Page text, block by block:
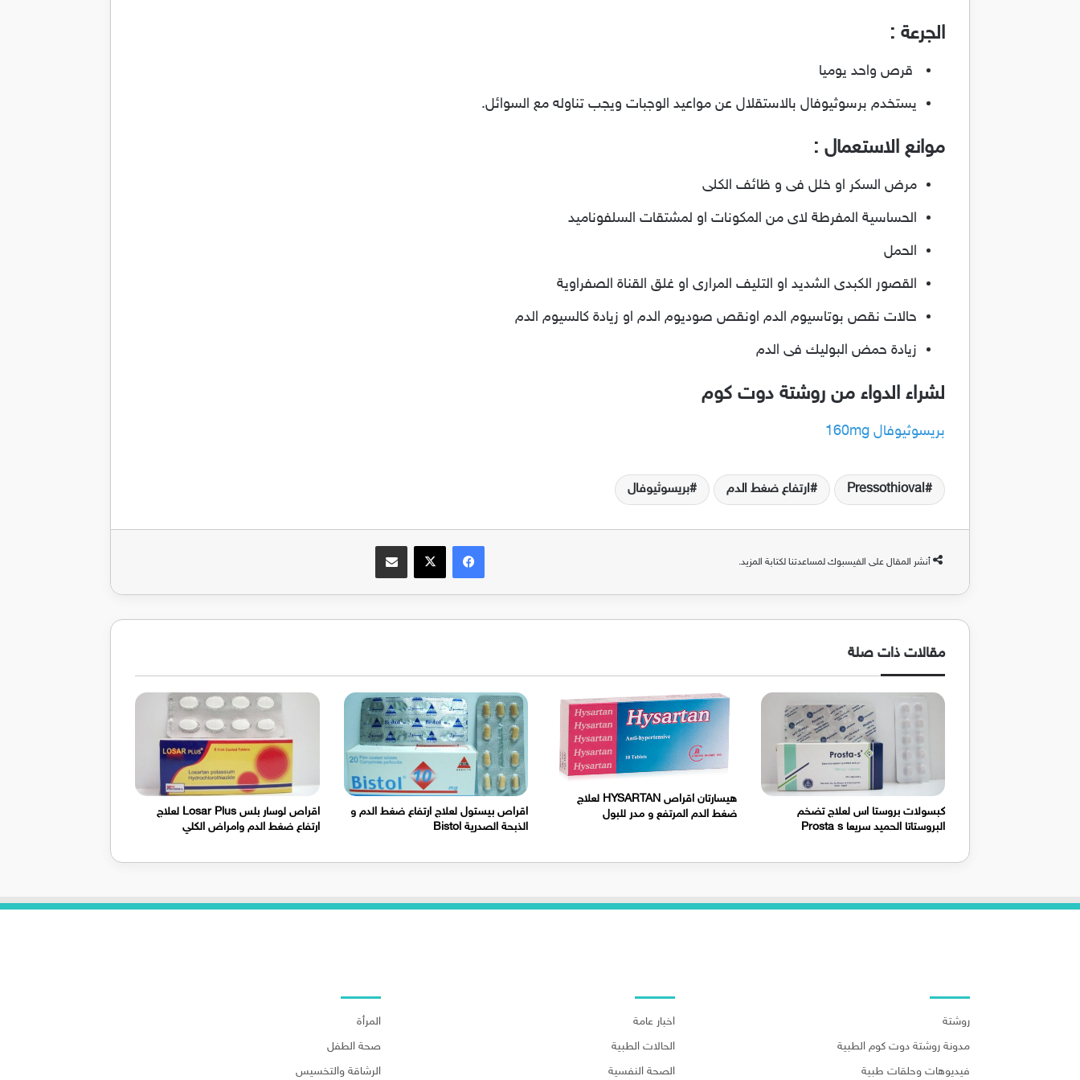
الجرعة :
قرص واحد يوميا
يستخدم برسوثيوفال بالاستقلال عن مواعيد الوجبات ويجب تناوله مع السوائل.
موانع الاستعمال :
مرض السكر او خلل فى و ظائف الكلى
الحساسية المفرطة لاى من المكونات او لمشتقات السلفوناميد
الحمل
القصور الكبدى الشديد او التليف المرارى او غلق القناة الصفراوية
حالات نقص بوتاسيوم الدم اونقص صوديوم الدم او زيادة كالسيوم الدم
زيادة حمض البوليك فى الدم
لشراء الدواء من روشتة دوت كوم
بريسوثيوفال 160mg
Pressothioval ارتفاع ضغط الدم بريسوثيوفال
أنشر المقال على الفيسبوك لمساعدتنا لكتابة المزيد.
فيسبوك
مقالات ذات صلة
كبسولات بروستا اس لعلاج تضخم
البروستاتا الحميد سريعا Prosta s
هيسارتان اقراص HYSARTAN لعلاج
ضغط الدم المرتفع و مدر للبول
اقراص بيستول لعلاج ارتفاع ضغط الدم و
الذبحة الصدرية Bistol
اقراص لوسار بلس Losar Plus لعلاج
ارتفاع ضغط الدم وامراض الكلي
روشتة
مدونة روشتة دوت كوم الطبية
فيديوهات وحلقات طبية
اخبار عامة
الحالات الطبية
الصحة النفسية
المرأة
صحة الطفل
الرشاقة والتخسيس